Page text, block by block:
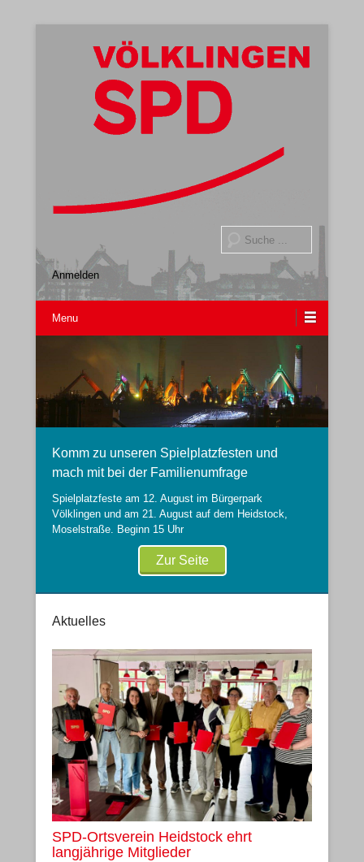
Anmelden
Menu
Komm zu unseren Spielplatzfesten und
mach mit bei der Familienumfrage
Spielplatzfeste am 12. August im Bürgerpark
Völklingen und am 21. August auf dem Heidstock,
Moselstraße. Beginn 15 Uhr
Zur Seite
Aktuelles
SPD-Ortsverein Heidstock ehrt
langjährige Mitglieder